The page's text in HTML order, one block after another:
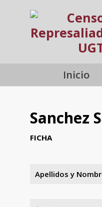
Inicio
Sanchez
FICHA
Apellidos y